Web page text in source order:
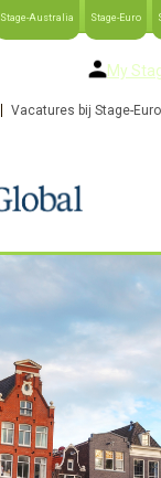
Stage-Australia Stage-Euro
My
Vacatures bij Stage-Euro